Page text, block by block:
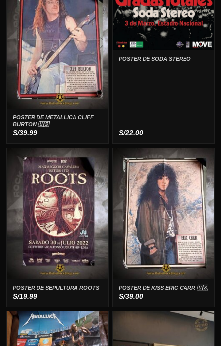
POSTER DE METALLICA CLIFF
BURTON 🇺🇸
S/39.99
POSTER DE SODA STEREO
S/22.00
POSTER DE SEPULTURA ROOTS
S/19.99
POSTER DE KISS ERIC CARR 🇺🇸
S/39.00